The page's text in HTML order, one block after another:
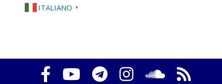
ITALIANO ▼